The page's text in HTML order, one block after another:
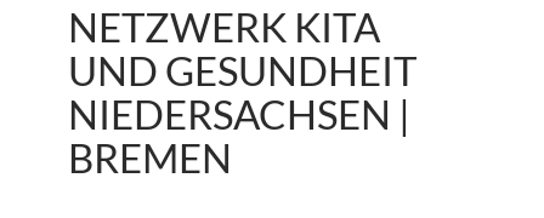
NETZWERK KITA
UND GESUNDHEIT
NIEDERSACHSEN |
BREMEN